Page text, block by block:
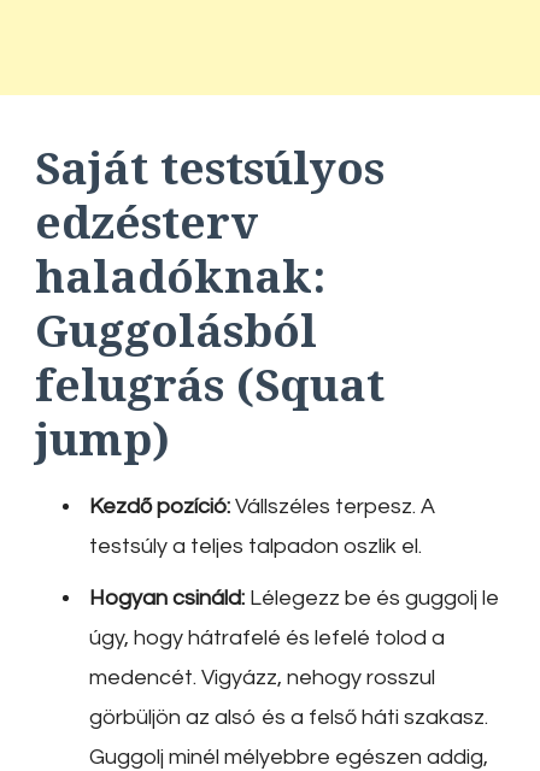
Saját testsúlyos
edzésterv
haladóknak:
Guggolásból
felugrás (Squat
jump)
Kezdő pozíció: Vállszéles terpesz. A
testsúly a teljes talpadon oszlik el.
Hogyan csináld: Lélegezz be és guggolj le
úgy, hogy hátrafelé és lefelé tolod a
medencét. Vigyázz, nehogy rosszul
görbüljön az alsó és a felső háti szakasz.
Guggolj minél mélyebbre egészen addig,